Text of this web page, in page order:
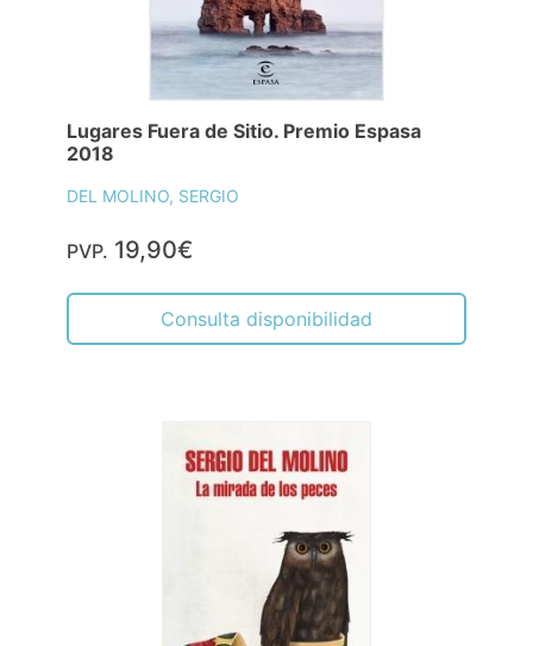
Lugares Fuera de Sitio. Premio Espasa
2018
DEL MOLINO, SERGIO
PVP. 19,90€
Consulta disponibilidad